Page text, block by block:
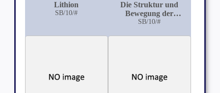
Lithion
SB/10/#
Die Struktur und
Bewegung der
Samenfäden bei den
SB/10/#